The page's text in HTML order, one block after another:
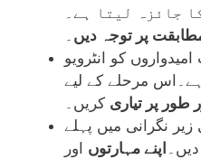
جائزہ لیتا ہے۔
پر توجہ دیں ۔
کو انٹرویو
مرحلے کے لیے
طور پر تیاری کریں۔
نگرانی میں پہلے
اپنے مہارتوں اور